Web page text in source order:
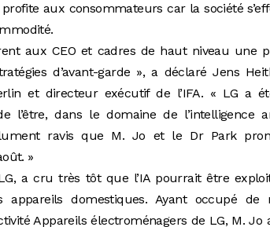
aux consommateurs car la société
aux CEO et cadres de haut niveau une
d’avant-garde », a déclaré Jens
et directeur exécutif de l’IFA. « LG a
l’être, dans le domaine de l’intelligence
ravis que M. Jo et le Dr Park
»
a cru très tôt que l’IA pourrait être
domestiques. Ayant occupé de
Appareils électroménagers de LG, M.